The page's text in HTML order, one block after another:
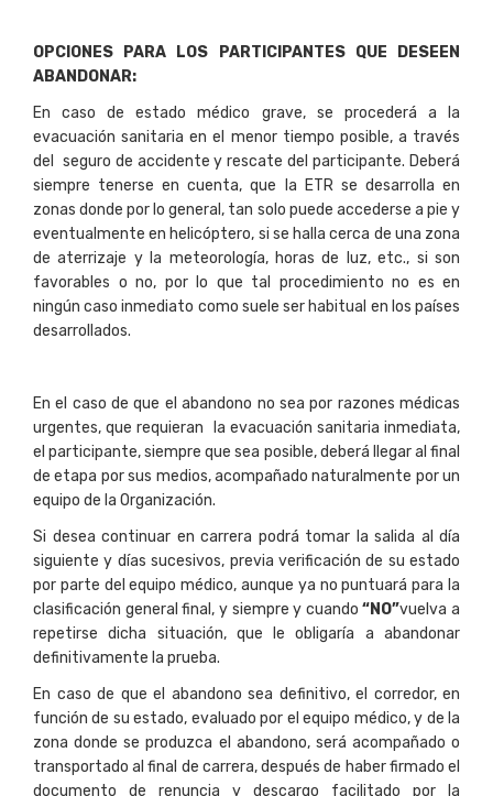
OPC ION ES PARA LOS PARTICIPANTES QUE DESEEN
ABANDONAR:
En caso de estado médico grave, se procederá a la
evacuación sanitaria en el menor tiempo posible, a través
del seguro de accidente y rescate del participante. Deberá
siempre tenerse en cuenta, que la ETR se desarrolla en
zonas donde por lo general, tan solo puede accederse a pie y
eventualmente en helicóptero, si se halla cerca de una zona
de aterrizaje y la meteorología, horas de luz, etc., si son
favorables o no, por lo que tal procedimiento no es en
ningún caso inmediato como suele ser habitual en los países
desarrollados.
En el caso de que el abandono no sea por razones médicas
urgentes, que requieran la evacuación sanitaria inmediata,
el participante, siempre que sea posible, deberá llegar al final
de etapa por sus medios, acompañado naturalmente por un
equipo de la Organización.
Si desea continuar en carrera podrá tomar la salida al día
siguiente y días sucesivos, previa verificación de su estado
por parte del equipo médico, aunque ya no puntuará para la
clasificación general final, y siempre y cuando“NO”vuelva a
repetirse dicha situación, que le obligaría a abandonar
definitivamente la prueba.
En caso de que el abandono sea definitivo, el corredor, en
función de su estado, evaluado por el equipo médico, y de la
zona donde se produzca el abandono, será acompañado o
transportado al final de carrera, después de haber firmado el
documento de renuncia y descargo facilitado por la